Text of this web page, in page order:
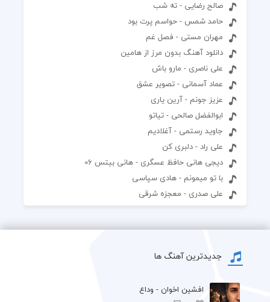
صالح رضایی - ته شب
حامد شمس - حواسم پرت بود
مهران مستی - فصل غم
دانلود آهنگ بدون مرز از هامین
علی ناصری - مارو باش
عماد آسمانی - تصویر عشق
عزیز جونم - آرین یاری
ابوالفضل صالحی - تیاتو
جاوید رستمی - آغلادیم
علی راد - دلبری کن
دیجی هانی حافظ عسگری - هانی بیتس 06
با تو میمونم - هادی سپاسی
علی صدری - معجزه شرقی
جدیدترین آهنگ ها
افشين اخوان - وداع